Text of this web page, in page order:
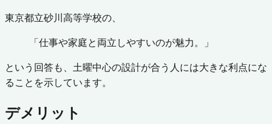
東京都立砂川高等学校の、
「仕事や家庭と両立しやすいのが魅力。」
という回答も、土曜中心の設計が合う人には大きな利点にな
ることを示しています。
デメリット